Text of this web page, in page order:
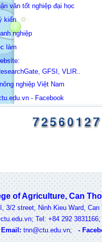
văn tốt nghiệp đại học
kiến
nghiệp
làm
,GFSI ,VLIR
nông nghiệp Việt Nam
- Facebook
of Agriculture, Can Tho
Ninh Kieu Ward, Can
Tel: +84 292 3831166;
Email: tnn@ctu.edu.vn;-